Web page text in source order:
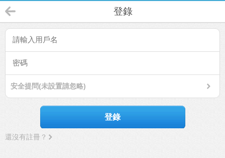
登錄
安全提問(未設置請忽略)
登錄
還沒有註冊？